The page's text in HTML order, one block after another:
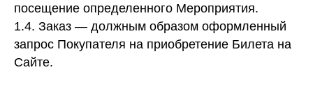
посещение определенного Мероприятия.
1.4. Заказ — должным образом оформленный
запрос Покупателя на приобретение Билета на
Сайте.